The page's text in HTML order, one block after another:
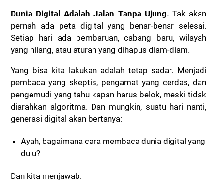
Dunia Digital Adalah Jalan Tanpa Ujung. Tak akan
pernah ada peta digital yang benar-benar selesai.
Setiap hari ada pembaruan, cabang baru, wilayah
yang hilang, atau aturan yang dihapus diam-diam.
Yang bisa kita lakukan adalah tetap sadar. Menjadi
pembaca yang skeptis, pengamat yang cerdas, dan
pengemudi yang tahu kapan harus belok, meski tidak
diarahkan algoritma. Dan mungkin, suatu hari nanti,
generasi digital akan bertanya:
Ayah, bagaimana cara membaca dunia digital yang
dulu?
Dan kita menjawab: